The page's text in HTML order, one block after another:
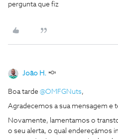
pergunta que fiz
João H.
Boa tarde @OMFGNuts,
Agradecemos a sua mensagem e
Novamente, lamentamos o
o seu alerta, o qual endereçámos